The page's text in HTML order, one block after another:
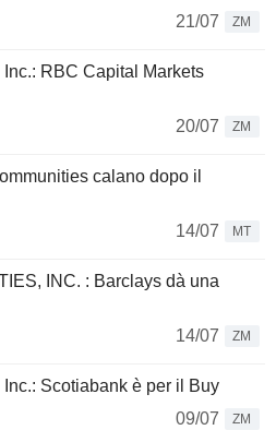
21/07
ZM
RBC Capital Markets
20/07
ZM
calano dopo il
14/07
MT
INC. : Barclays dà una
14/07
ZM
Scotiabank è per il Buy
09/07
ZM